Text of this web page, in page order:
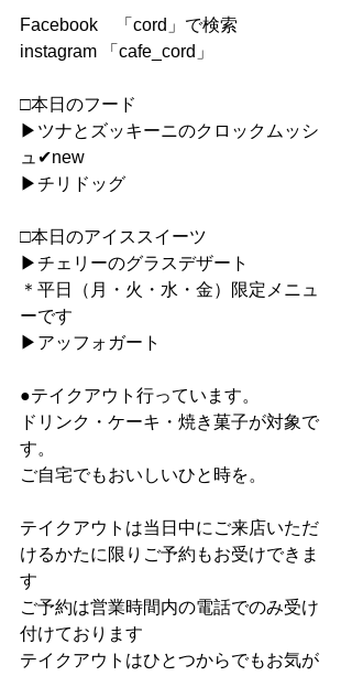
Facebook　「cord」で検索
instagram 「cafe_cord」
□本日のフード
▶︎ツナとズッキーニのクロックムッシ
ュ✔︎new
▶︎チリドッグ
□本日のアイススイーツ
▶︎チェリーのグラスデザート
＊平日（月・火・水・金）限定メニュ
ーです
▶︎アッフォガート
●テイクアウト行っています。
ドリンク・ケーキ・焼き菓子が対象で
す。
ご自宅でもおいしいひと時を。
テイクアウトは当日中にご来店いただ
けるかたに限りご予約もお受けできま
す
ご予約は営業時間内の電話でのみ受け
付けております
テイクアウトはひとつからでもお気が